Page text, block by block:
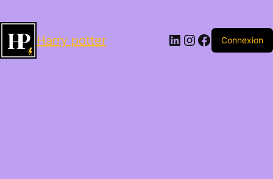
Harry potter LinkedIn
Instagram
Facebook
Connexion